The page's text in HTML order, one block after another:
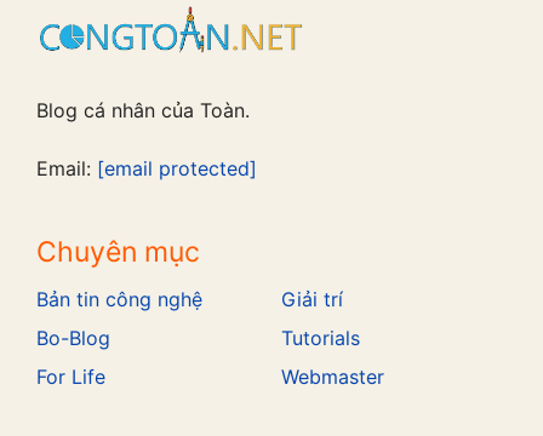
Blog cá nhân của Toàn.
Email: [email protected]
Chuyên mục
Bản tin công nghệ
Bo-Blog
For Life
Giải trí
Tutorials
Webmaster